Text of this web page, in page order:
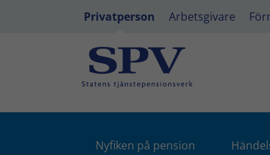
Privatperson Arbetsgivare
Nyfiken på pension